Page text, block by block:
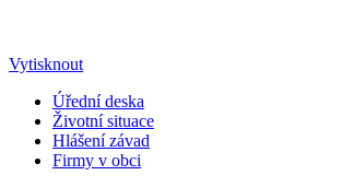
Vytisknout
Úřední deska
Životní situace
Hlášení závad
Firmy v obci